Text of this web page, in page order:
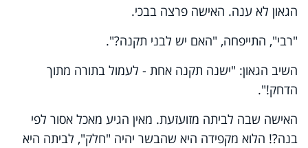
הגאון לא ענה. האישה פרצה בבכי.
"רבי", התייפחה, "האם יש לבני תקנה?".
השיב הגאון: "ישנה תקנה אחת - לעמול בתורה מתוך
הדחק!".
האישה שבה לביתה מזועזעת. מאין הגיע מאכל אסור לפי
בנה?! הלוא מקפידה היא שהבשר יהיה "חלק", לביתה היא